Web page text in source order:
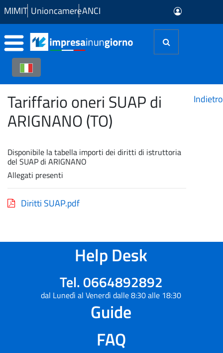
Skip to Main Content
MIMIT UnioncamereANCI
Tariffario oneri SUAP di
ARIGNANO (TO)
Disponibile la tabella importi dei diritti di istruttoria
del SUAP di ARIGNANO
Allegati presenti
Diritti SUAP.pdf
Indietro
Help Desk
Tel. 0664892892
dal Lunedì al Venerdì dalle 8:30 alle 18:30
Guide
FAQ